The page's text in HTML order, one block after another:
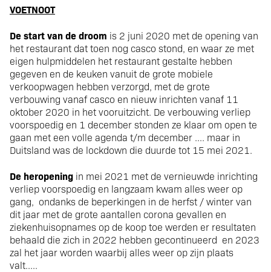
VOETNOOT
De start van de droom is 2 juni 2020 met de opening van
het restaurant dat toen nog casco stond, en waar ze met
eigen hulpmiddelen het restaurant gestalte hebben
gegeven en de keuken vanuit de grote mobiele
verkoopwagen hebben verzorgd, met de grote
verbouwing vanaf casco en nieuw inrichten vanaf 11
oktober 2020 in het vooruitzicht. De verbouwing verliep
voorspoedig en 1 december stonden ze klaar om open te
gaan met een volle agenda t/m december .... maar in
Duitsland was de lockdown die duurde tot 15 mei 2021.
De heropening in mei 2021 met de vernieuwde inrichting
verliep voorspoedig en langzaam kwam alles weer op
gang, ondanks de beperkingen in de herfst / winter van
dit jaar met de grote aantallen corona gevallen en
ziekenhuisopnames op de koop toe werden er resultaten
behaald die zich in 2022 hebben gecontinueerd en 2023
zal het jaar worden waarbij alles weer op zijn plaats
valt.....